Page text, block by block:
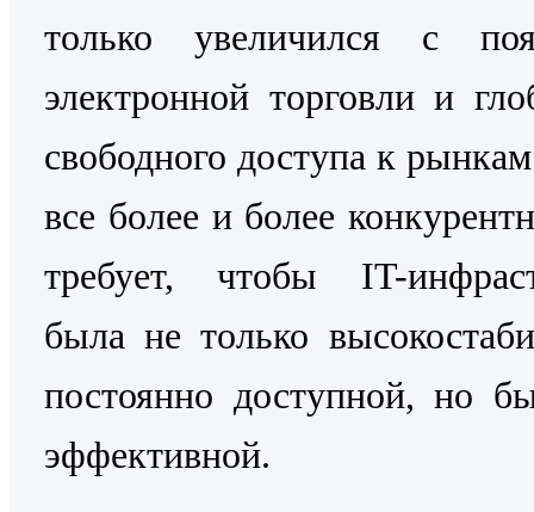
только увеличился с
электронной торговли и
свободного доступа к
все более и более
требует, чтобы IT-
была не только
постоянно доступной, но
эффективной.